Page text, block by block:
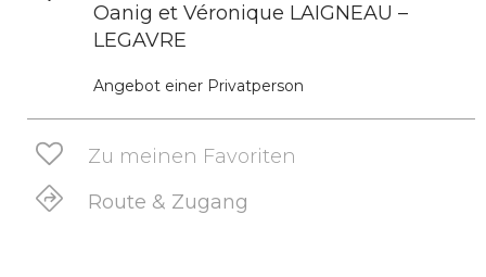
Oanig et Véronique LAIGNEAU –
LEGAVRE
Angebot einer Privatperson
Zu meinen Favoriten
Route & Zugang